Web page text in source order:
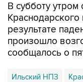
В субботу
Краснодарского
результате
произошло
сообщалось о
Ильский НПЗ